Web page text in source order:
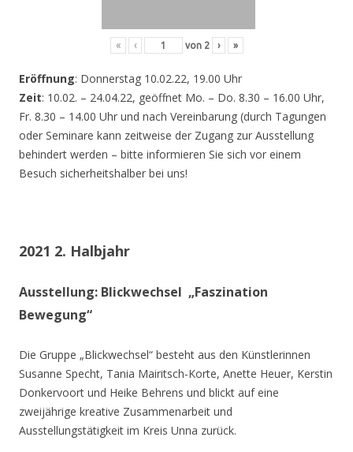
« ‹ von 2 › »
Eröffnung: Donnerstag 10.02.22, 19.00 Uhr
Zeit: 10.02. – 24.04.22, geöffnet Mo. – Do. 8.30 – 16.00 Uhr,
Fr. 8.30 – 14.00 Uhr und nach Vereinbarung (durch Tagungen
oder Seminare kann zeitweise der Zugang zur Ausstellung
behindert werden – bitte informieren Sie sich vor einem
Besuch sicherheitshalber bei uns!
2021 2. Halbjahr
Ausstellung: Blickwechsel „Faszination
Bewegung“
Die Gruppe „Blickwechsel“ besteht aus den Künstlerinnen
Susanne Specht, Tania Mairitsch-Korte, Anette Heuer, Kerstin
Donkervoort und Heike Behrens und blickt auf eine
zweijährige kreative Zusammenarbeit und
Ausstellungstätigkeit im Kreis Unna zurück.